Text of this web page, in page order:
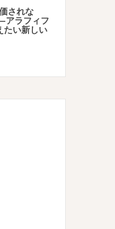
されな
アラフィフ
たい新しい